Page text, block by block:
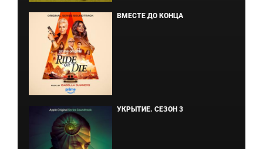
ВМЕСТЕ ДО КОНЦА
УКРЫТИЕ. СЕЗОН 3